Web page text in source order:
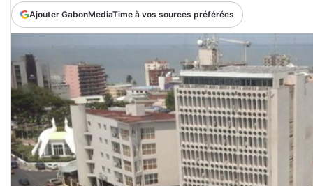
Ajouter GabonMediaTime à vos sources préférées